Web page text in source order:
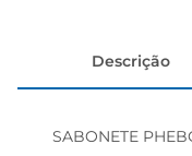
Descrição
SABONETE